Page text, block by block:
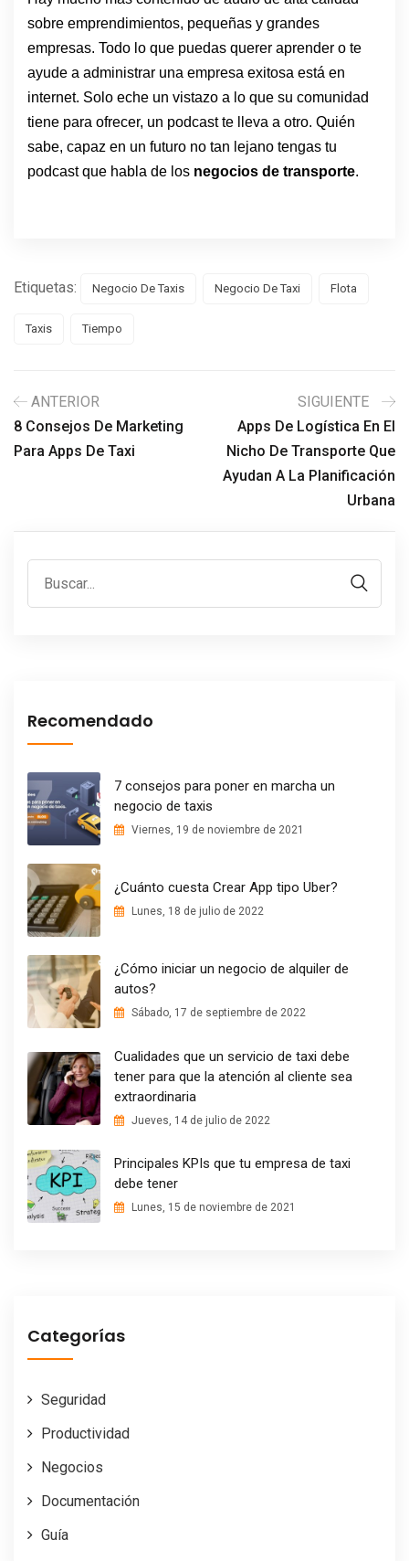
sobre emprendimientos, pequeñas y grandes
empresas. Todo lo que puedas querer aprender o te
ayude a administrar una empresa exitosa está en
internet. Solo eche un vistazo a lo que su comunidad
tiene para ofrecer, un podcast te lleva a otro. Quién
sabe, capaz en un futuro no tan lejano tengas tu
podcast que habla de los negocios de transporte.
Etiquetas: Negocio De Taxis Negocio De Taxi Flota
Taxis Tiempo
ANTERIOR
8 Consejos De Marketing
Para Apps De Taxi
SIGUIENTE
Apps De Logística En El
Nicho De Transporte Que
Ayudan A La Planificación
Urbana
Recomendado
7 consejos para poner en marcha un
negocio de taxis
Viernes, 19 de noviembre de 2021
¿Cuánto cuesta Crear App tipo Uber?
Lunes, 18 de julio de 2022
¿Cómo iniciar un negocio de alquiler de
autos?
Sábado, 17 de septiembre de 2022
Cualidades que un servicio de taxi debe
tener para que la atención al cliente sea
extraordinaria
Jueves, 14 de julio de 2022
Principales KPIs que tu empresa de taxi
debe tener
Lunes, 15 de noviembre de 2021
Categorías
Seguridad
Productividad
Negocios
Documentación
Guía